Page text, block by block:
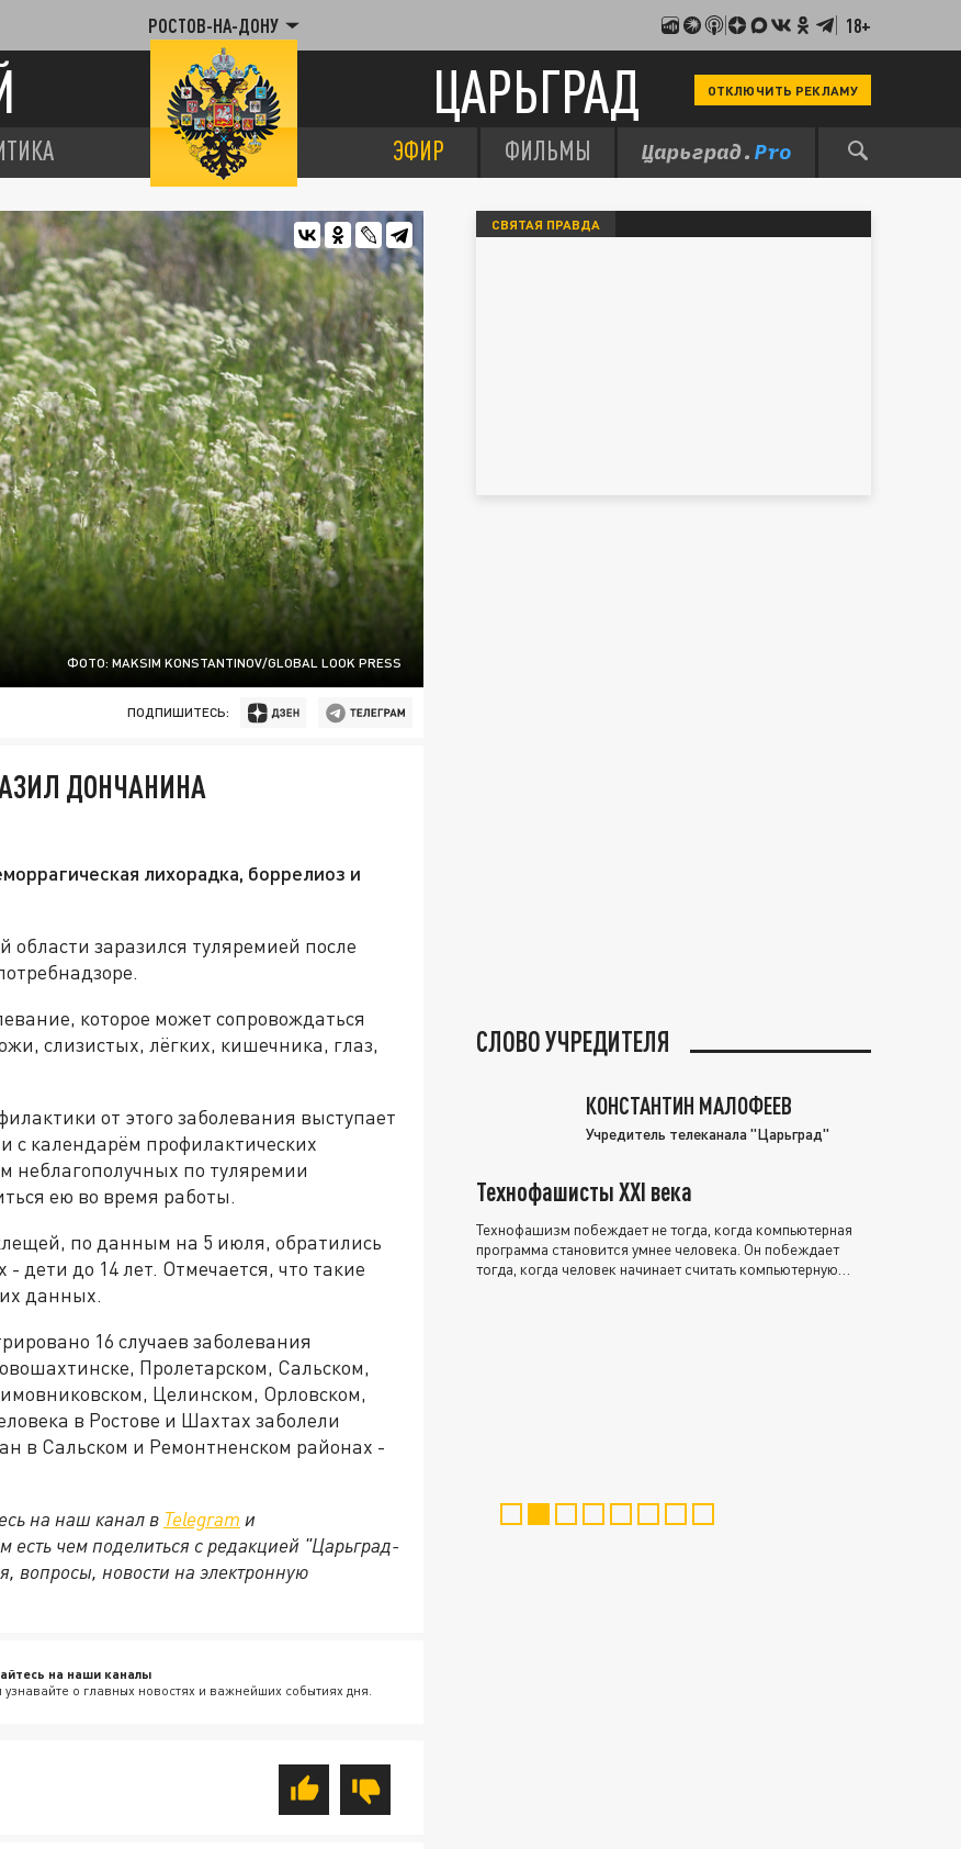
РОСТОВ-НА-ДОНУ 18+
ЦАРЬГРАД ОТКЛЮЧИТЬ РЕКЛАМУ
ЭФИР ФИЛЬМЫ
ФОТО: MAKSIM KONSTANTINOV/GLOBAL LOOK PRESS
ПОДПИШИТЕСЬ:
ДОНЧАНИНА
лихорадка, боррелиоз и
заразился туляремией после
которое может сопровождаться
слизистых, лёгких, кишечника, глаз,
от этого заболевания выступает
с календарём профилактических
неблагополучных по туляремии
ею во время работы.
по данным на 5 июля, обратились
дети до 14 лет. Отмечается, что такие
данных.
16 случаев заболевания
Пролетарском, Сальском,
Целинском, Орловском,
в Ростове и Шахтах заболели
в Сальском и Ремонтненском районах -
на наш канал в Telegram и
есть чем поделиться с редакцией "Царьград-
вопросы, новости на электронную
на наши каналы
о главных новостях и важнейших событиях дня.
СВЯТАЯ ПРАВДА
СЛОВО УЧРЕДИТЕЛЯ
КОНСТАНТИН МАЛОФЕЕВ
Учредитель телеканала "Царьград"
Технофашисты XXI века
Технофашизм побеждает не тогда, когда компьютерная
программа становится умнее человека. Он побеждает
тогда, когда человек начинает считать компьютерную